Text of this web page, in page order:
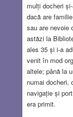
mulți docheri
dacă are
sau are nevoie
astăzi la
ales 35 și i-a
venit în mod
altele; până la
numai docheri,
navigație și
era primit.